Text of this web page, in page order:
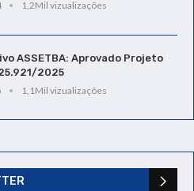
1,2Mil vizualizações
ASSETBA: Aprovado Projeto
2025
1,1Mil vizualizações